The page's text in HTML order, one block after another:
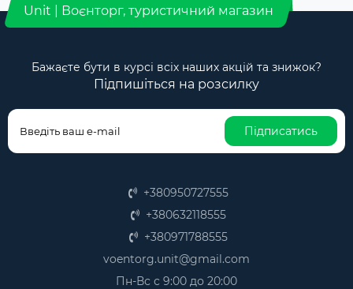
Unit | Воєнторг, туристичний магазин
Бажаєте бути в курсі всіх наших акцій та знижок?
Підпишіться на розсилку
Підписатись
+380950727555
+380632118555
+380971788555
voentorg.unit@gmail.com
Пн-Вс с 9:00 до 20:00